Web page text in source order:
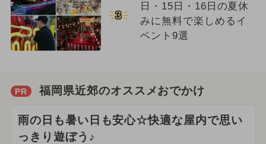
3
日・15日・16日の夏休
みに無料で楽しめるイ
ベント9選
PR 福岡県近郊のオススメおでかけ
雨の日も暑い日も安心☆快適な屋内で思い
っきり遊ぼう♪